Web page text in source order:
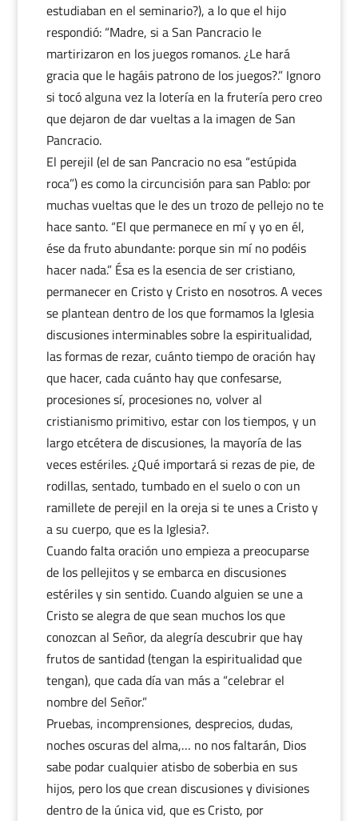
estudiaban en el seminario?), a lo que el hijo
respondió: “Madre, si a San Pancracio le
martirizaron en los juegos romanos. ¿Le hará
gracia que le hagáis patrono de los juegos?.” Ignoro
si tocó alguna vez la lotería en la frutería pero creo
que dejaron de dar vueltas a la imagen de San
Pancracio.
El perejil (el de san Pancracio no esa “estúpida
roca”) es como la circuncisión para san Pablo: por
muchas vueltas que le des un trozo de pellejo no te
hace santo. “El que permanece en mí y yo en él,
ése da fruto abundante: porque sin mí no podéis
hacer nada.” Ésa es la esencia de ser cristiano,
permanecer en Cristo y Cristo en nosotros. A veces
se plantean dentro de los que formamos la Iglesia
discusiones interminables sobre la espiritualidad,
las formas de rezar, cuánto tiempo de oración hay
que hacer, cada cuánto hay que confesarse,
procesiones sí, procesiones no, volver al
cristianismo primitivo, estar con los tiempos, y un
largo etcétera de discusiones, la mayoría de las
veces estériles. ¿Qué importará si rezas de pie, de
rodillas, sentado, tumbado en el suelo o con un
ramillete de perejil en la oreja si te unes a Cristo y
a su cuerpo, que es la Iglesia?.
Cuando falta oración uno empieza a preocuparse
de los pellejitos y se embarca en discusiones
estériles y sin sentido. Cuando alguien se une a
Cristo se alegra de que sean muchos los que
conozcan al Señor, da alegría descubrir que hay
frutos de santidad (tengan la espiritualidad que
tengan), que cada día van más a “celebrar el
nombre del Señor.”
Pruebas, incomprensiones, desprecios, dudas,
noches oscuras del alma,… no nos faltarán, Dios
sabe podar cualquier atisbo de soberbia en sus
hijos, pero los que crean discusiones y divisiones
dentro de la única vid, que es Cristo, por